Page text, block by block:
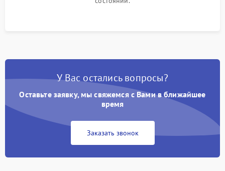
У Вас остались вопросы?
Оставьте заявку, мы свяжемся с Вами в ближайшее
время
Заказать звонок